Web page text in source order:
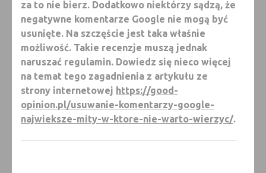
za to nie bierz. Dodatkowo niektórzy sądzą, że
negatywne komentarze Google nie mogą być
usunięte. Na szczęście jest taka właśnie
możliwość. Takie recenzje muszą jednak
naruszać regulamin. Dowiedz się nieco więcej
na temat tego zagadnienia z artykułu ze
strony internetowej https://good-
opinion.pl/usuwanie-komentarzy-google-
najwieksze-mity-w-ktore-nie-warto-wierzyc/.